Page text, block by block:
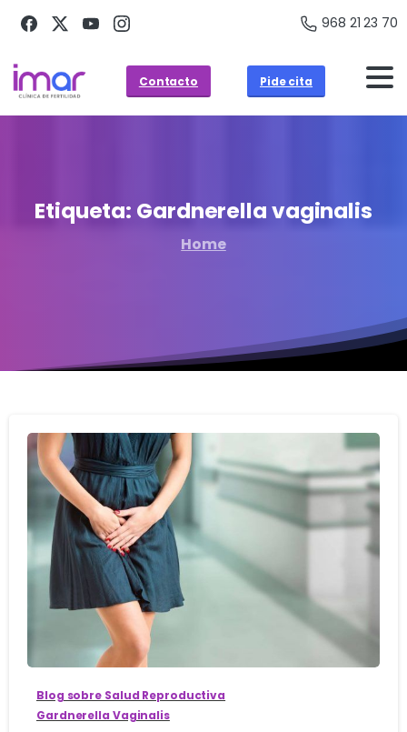
968 21 23 70
Contacto Pide cita
Etiqueta: Gardnerellavaginalis
Home
Blog sobre Salud Reproductiva
Gardnerella Vaginalis